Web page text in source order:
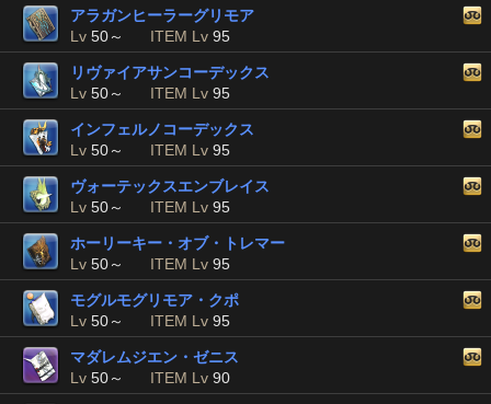
アラガンヒーラーグリモア
Lv 50～ ITEM Lv 95
リヴァイアサンコーデックス
Lv 50～ ITEM Lv 95
インフェルノコーデックス
Lv 50～ ITEM Lv 95
ヴォーテックスエンブレイス
Lv 50～ ITEM Lv 95
ホーリーキー・オブ・トレマー
Lv 50～ ITEM Lv 95
モグルモグリモア・クポ
Lv 50～ ITEM Lv 95
マダレムジエン・ゼニス
Lv 50～ ITEM Lv 90